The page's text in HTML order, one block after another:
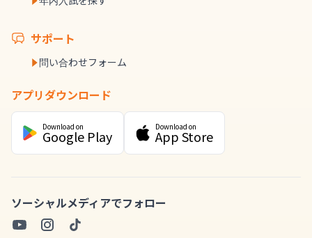
サポート
問い合わせフォーム
アプリダウンロード
Download on
Google Play
Download on
App Store
ソーシャルメディアでフォロー